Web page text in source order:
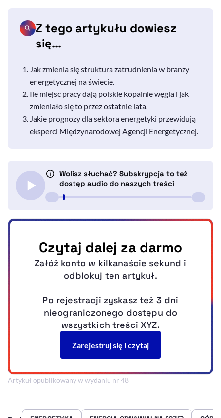
Z tego artykułu dowiesz
się…
Jak zmienia się struktura zatrudnienia w branży
energetycznej na świecie.
Ile miejsc pracy dają polskie kopalnie węgla i jak
zmieniało się to przez ostatnie lata.
Jakie prognozy dla sektora energetyki przewidują
eksperci Międzynarodowej Agencji Energetycznej.
Artykuł opublikowany w wydaniu nr 48